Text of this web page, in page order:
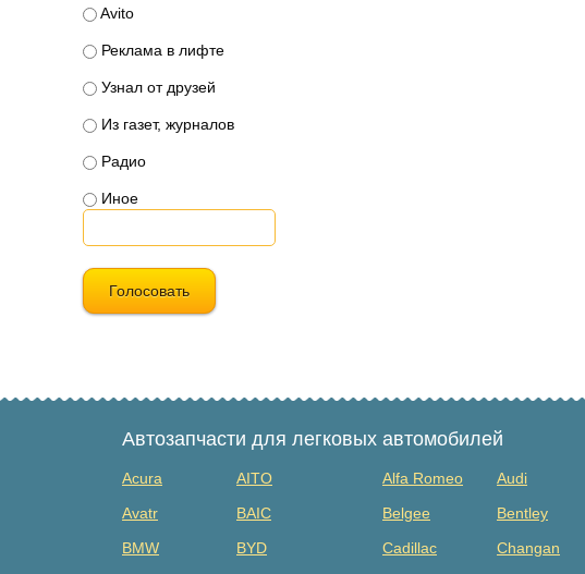
Avito
Реклама в лифте
Узнал от друзей
Из газет, журналов
Радио
Иное
Голосовать
Автозапчасти для легковых автомобилей
Acura AITO Alfa Romeo
Audi
Avatr
BAIC Belgee
Bentley
BMW
BYD Cadillac Changan